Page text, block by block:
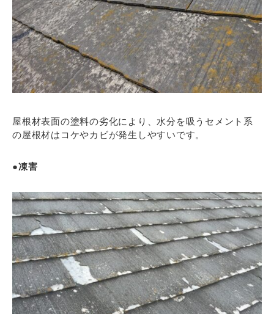
屋根材表面の塗料の劣化により、水分を吸うセメント系
の屋根材はコケやカビが発生しやすいです。
●凍害